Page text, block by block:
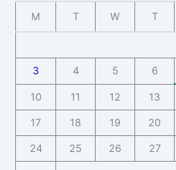
M T W T
3 4 5 6
10 11 12 13
17 18 19 20
24 25 26 27